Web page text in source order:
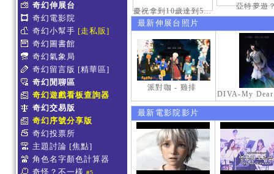
奇幻伸展台
奇幻電影院
奇幻小幫手 [走私販]
奇幻圖書館
奇幻氣象局
奇幻留言版 [精華區]
奇幻閒聊區
奇幻遊戲看板查詢器
奇幻交易版
奇幻序號分享版
奇幻投票所
主題討論 [焦點]
角色名字顏色計算器
奇怪？不一樣 #5
慶祝拿到10歲達到50級稱號紀念照
亞特夢遊
最新伸展台照片
派對咖 - 雞排
最新電影院影片